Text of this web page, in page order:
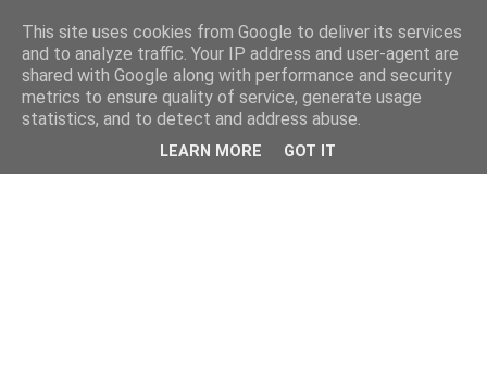
This site uses cookies from Google to deliver its services
and to analyze traffic. Your IP address and user-agent are
shared with Google along with performance and security
metrics to ensure quality of service, generate usage
statistics, and to detect and address abuse.
LEARN MORE GOT IT